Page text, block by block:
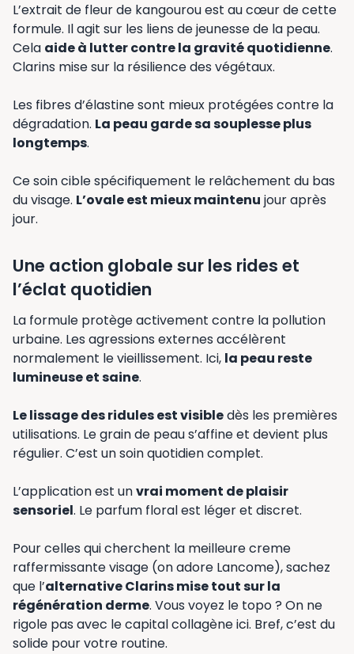
L’extrait de fleur de kangourou est au cœur de cette
formule. Il agit sur les liens de jeunesse de la peau.
Cela aide à lutter contre la gravité quotidienne.
Clarins mise sur la résilience des végétaux.
Les fibres d’élastine sont mieux protégées contre la
dégradation. La peau garde sa souplesse plus
longtemps.
Ce soin cible spécifiquement le relâchement du bas
du visage. L’ovale est mieux maintenu jour après
jour.
Une action globale sur les rides et
l’éclat quotidien
La formule protège activement contre la pollution
urbaine. Les agressions externes accélèrent
normalement le vieillissement. Ici, la peau reste
lumineuse et saine.
Le lissage des ridules est visibledès les premières
utilisations. Le grain de peau s’affine et devient plus
régulier. C’est un soin quotidien complet.
L’application est unvrai moment de plaisir
sensoriel. Le parfum floral est léger et discret.
Pour celles qui cherchent la meilleure creme
raffermissante visage (on adore Lancome), sachez
que l’alternative Clarins mise tout sur la
régénération derme. Vous voyez le topo ? On ne
rigole pas avec le capital collagène ici. Bref, c’est du
solide pour votre routine.